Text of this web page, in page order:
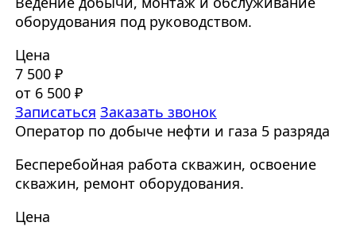
оборудования под руководством.
Цена
7 500 ₽
от 6 500 ₽
Записаться Заказать звонок
Оператор по добыче нефти и газа 5 разряда
Бесперебойная работа скважин, освоение
скважин, ремонт оборудования.
Цена